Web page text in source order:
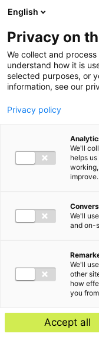
Ga direct naar de inhoud
English
Privacy on
We collect and
understand how it is
selected purposes, or
information, see our
Privacy policy
We'll
helps
improve.
We'll
and on-
We'll
other
how
you
Accept all